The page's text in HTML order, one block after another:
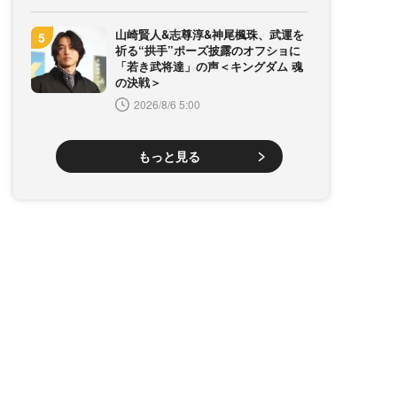
山崎賢人&志尊淳&神尾楓珠、武運を
祈る“拱手”ポーズ披露のオフショに
「若き武将達」の声＜キングダム 魂
の決戦＞
2026/8/6 5:00
もっと見る